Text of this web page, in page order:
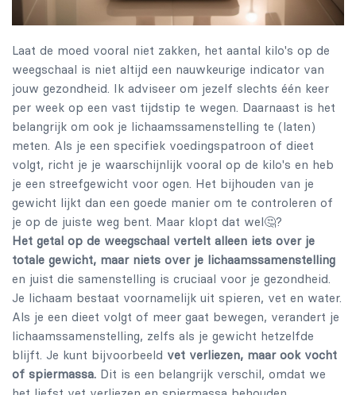
Laat de moed vooral niet zakken, het aantal kilo's op de
weegschaal is niet altijd een nauwkeurige indicator van
jouw gezondheid. Ik adviseer om jezelf slechts één keer
per week op een vast tijdstip te wegen. Daarnaast is het
belangrijk om ook je lichaamssamenstelling te (laten)
meten. Als je een specifiek voedingspatroon of dieet
volgt, richt je je waarschijnlijk vooral op de kilo's en heb
je een streefgewicht voor ogen. Het bijhouden van je
gewicht lijkt dan een goede manier om te controleren of
je op de juiste weg bent. Maar klopt dat wel🤔?
Het getal op de weegschaal vertelt alleen iets over je
totale gewicht, maar niets over je lichaamssamenstelling
en juist die samenstelling is cruciaal voor je gezondheid.
Je lichaam bestaat voornamelijk uit spieren, vet en water.
Als je een dieet volgt of meer gaat bewegen, verandert je
lichaamssamenstelling, zelfs als je gewicht hetzelfde
blijft. Je kunt bijvoorbeeld vet verliezen, maar ook vocht
of spiermassa. Dit is een belangrijk verschil, omdat we